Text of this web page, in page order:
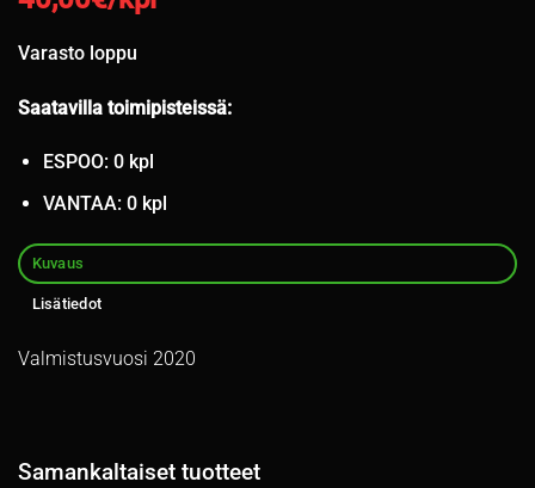
Varasto loppu
Saatavilla toimipisteissä:
ESPOO: 0 kpl
VANTAA: 0 kpl
Kuvaus
Lisätiedot
Valmistusvuosi 2020
Samankaltaiset tuotteet